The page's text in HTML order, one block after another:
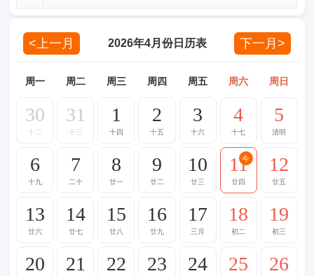
<上一月 2026年4月份日历表 下一月>
周一 周二 周三 周四 周五 周六 周日
30
十二
31
十三
1
十四
2
十五
3
十六
4
十七
5
清明
6
十九
7
二十
8
廿一
9
廿二
10
廿三
11
廿四
今 12
廿五
13
廿六
14
廿七
15
廿八
16
廿九
17
三月
18
初二
19
初三
20 21 22 23 24 25 26